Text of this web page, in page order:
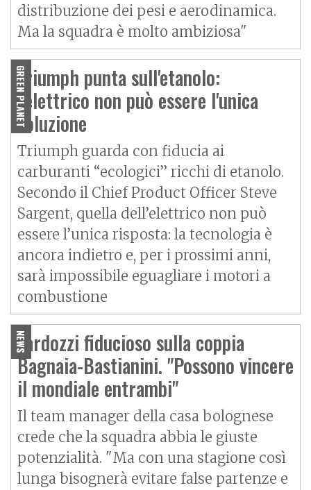
distribuzione dei pesi e aerodinamica.
Ma la squadra è molto ambiziosa"
GREEN PLANET
Triumph punta sull'etanolo:
l'elettrico non può essere l'unica
soluzione
Triumph guarda con fiducia ai
carburanti “ecologici” ricchi di etanolo.
Secondo il Chief Product Officer Steve
Sargent, quella dell’elettrico non può
essere l’unica risposta: la tecnologia è
ancora indietro e, per i prossimi anni,
sarà impossibile eguagliare i motori a
combustione
NEWS
Tardozzi fiducioso sulla coppia
Bagnaia-Bastianini. "Possono vincere
il mondiale entrambi"
Il team manager della casa bolognese
crede che la squadra abbia le giuste
potenzialità. "Ma con una stagione così
lunga bisognerà evitare false partenze e